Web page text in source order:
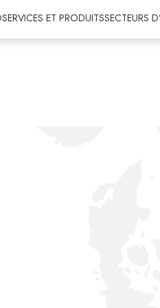
SERVICES ET PRODUITSSECTEURS